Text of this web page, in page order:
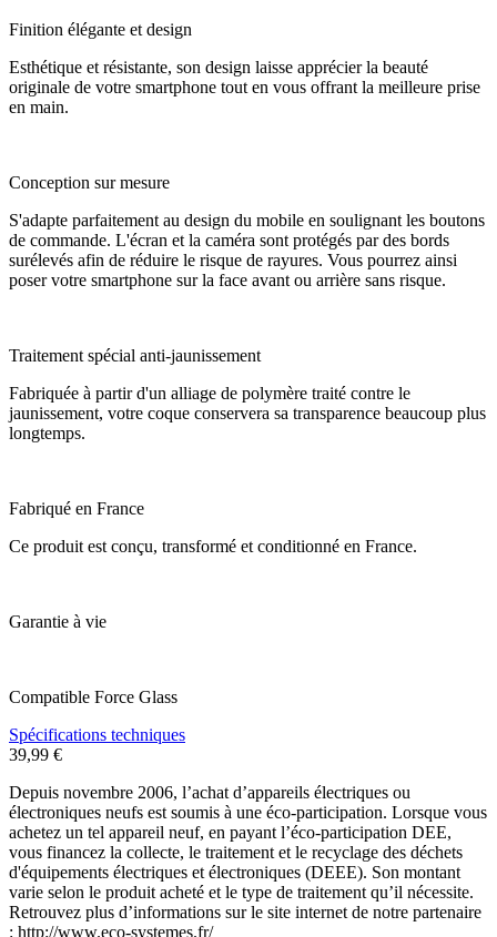
Finition élégante et design
Esthétique et résistante, son design laisse apprécier la beauté
originale de votre smartphone tout en vous offrant la meilleure prise
en main.
Conception sur mesure
S'adapte parfaitement au design du mobile en soulignant les boutons
de commande. L'écran et la caméra sont protégés par des bords
surélevés afin de réduire le risque de rayures. Vous pourrez ainsi
poser votre smartphone sur la face avant ou arrière sans risque.
Traitement spécial anti-jaunissement
Fabriquée à partir d'un alliage de polymère traité contre le
jaunissement, votre coque conservera sa transparence beaucoup plus
longtemps.
Fabriqué en France
Ce produit est conçu, transformé et conditionné en France.
Garantie à vie
Compatible Force Glass
Spécifications techniques
39,99 €
Depuis novembre 2006, l’achat d’appareils électriques ou
électroniques neufs est soumis à une éco-participation. Lorsque vous
achetez un tel appareil neuf, en payant l’éco-participation DEE,
vous financez la collecte, le traitement et le recyclage des déchets
d'équipements électriques et électroniques (DEEE). Son montant
varie selon le produit acheté et le type de traitement qu’il nécessite.
Retrouvez plus d’informations sur le site internet de notre partenaire
: http://www.eco-systemes.fr/